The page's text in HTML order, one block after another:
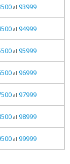
al 93999
al 94999
al 95999
al 96999
al 97999
al 98999
al 99999